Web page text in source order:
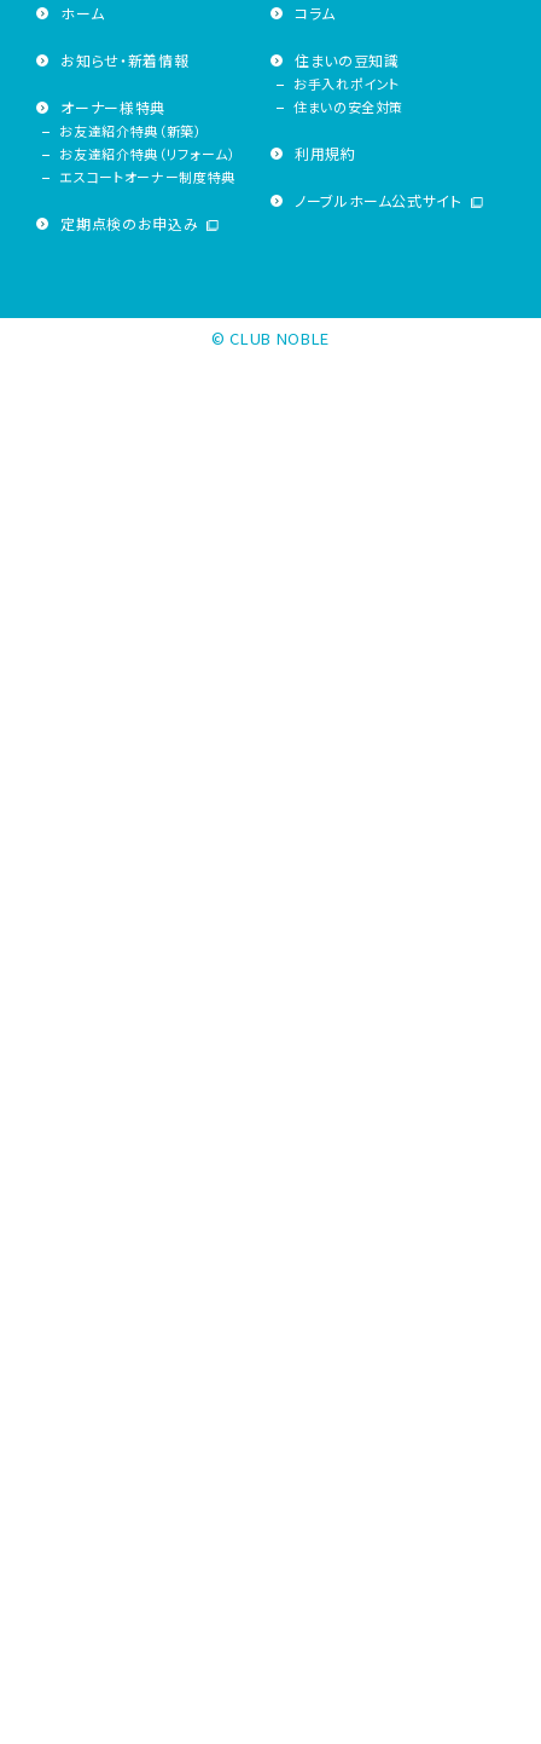
ホーム
お知らせ・新着情報
オーナー様特典
お友達紹介特典（新築）
お友達紹介特典（リフォーム）
エスコートオーナー制度特典
定期点検のお申込み
コラム
住まいの豆知識
お手入れポイント
住まいの安全対策
利用規約
ノーブルホーム公式サイト
© CLUB NOBLE